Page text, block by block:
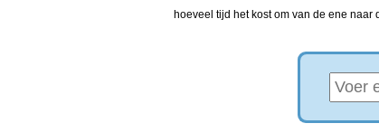
hoeveel tijd het kost om van de ene naar